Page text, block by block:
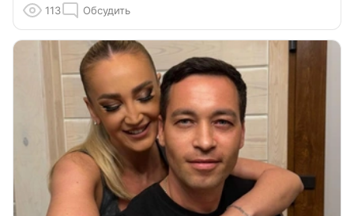
113 Обсудить